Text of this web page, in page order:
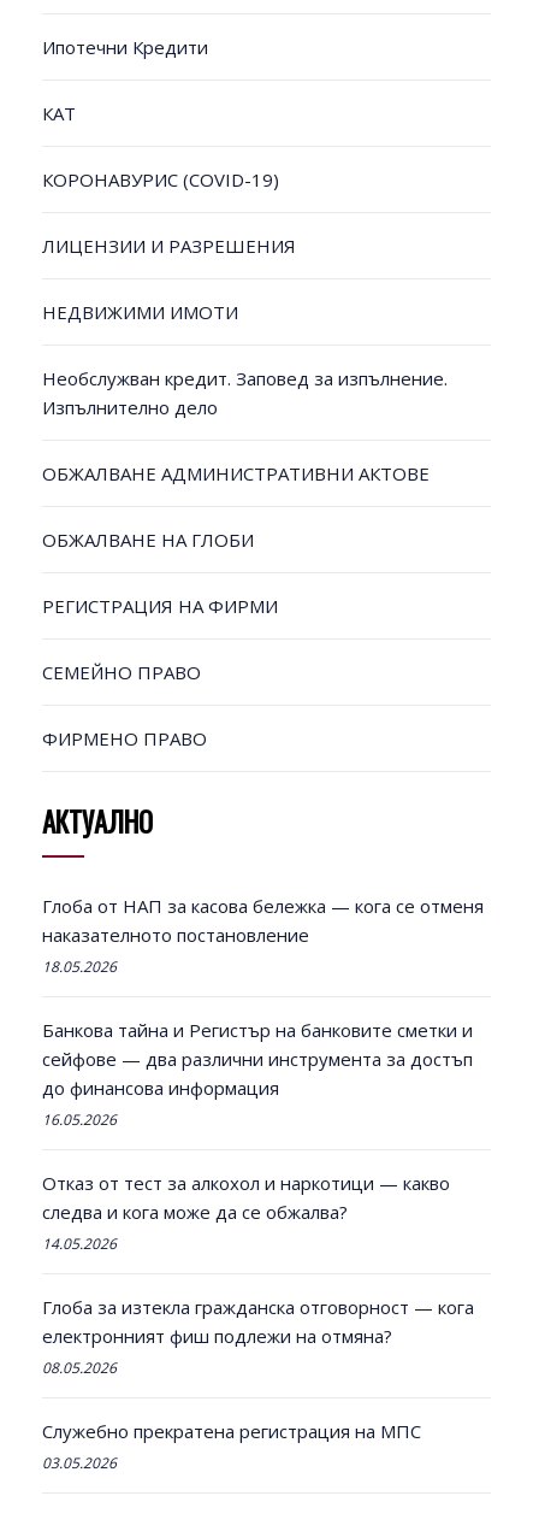
Ипотечни Кредити
КАТ
КОРОНАВУРИС (COVID-19)
ЛИЦЕНЗИИ И РАЗРЕШЕНИЯ
НЕДВИЖИМИ ИМОТИ
Необслужван кредит. Заповед за изпълнение.
Изпълнително дело
ОБЖАЛВАНЕ АДМИНИСТРАТИВНИ АКТОВЕ
ОБЖАЛВАНЕ НА ГЛОБИ
РЕГИСТРАЦИЯ НА ФИРМИ
СЕМЕЙНО ПРАВО
ФИРМЕНО ПРАВО
АКТУАЛНО
Глоба от НАП за касова бележка — кога се отменя
наказателното постановление
18.05.2026
Банкова тайна и Регистър на банковите сметки и
сейфове — два различни инструмента за достъп
до финансова информация
16.05.2026
Отказ от тест за алкохол и наркотици — какво
следва и кога може да се обжалва?
14.05.2026
Глоба за изтекла гражданска отговорност — кога
електронният фиш подлежи на отмяна?
08.05.2026
Служебно прекратена регистрация на МПС
03.05.2026